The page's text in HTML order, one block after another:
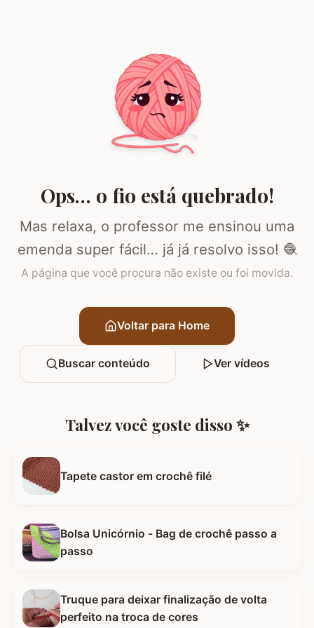
Ops… o fio está quebrado!
Mas relaxa, o professor me ensinou uma
emenda super fácil… já já resolvo isso! 🧶
A página que você procura não existe ou foi movida.
Voltar para Home
Buscar conteúdo Ver vídeos
Talvez você goste disso ✨
Tapete castor em crochê filé
Bolsa Unicórnio - Bag de crochê passo a
passo
Truque para deixar finalização de volta
perfeito na troca de cores